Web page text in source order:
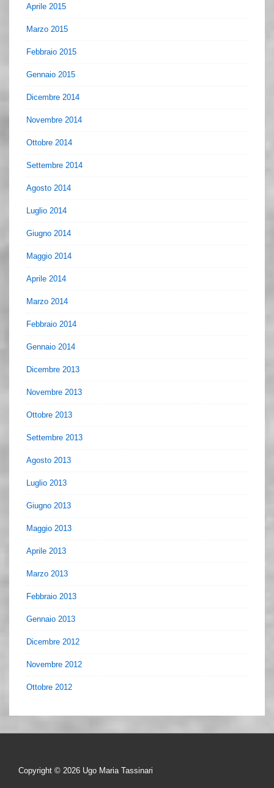
Aprile 2015
Marzo 2015
Febbraio 2015
Gennaio 2015
Dicembre 2014
Novembre 2014
Ottobre 2014
Settembre 2014
Agosto 2014
Luglio 2014
Giugno 2014
Maggio 2014
Aprile 2014
Marzo 2014
Febbraio 2014
Gennaio 2014
Dicembre 2013
Novembre 2013
Ottobre 2013
Settembre 2013
Agosto 2013
Luglio 2013
Giugno 2013
Maggio 2013
Aprile 2013
Marzo 2013
Febbraio 2013
Gennaio 2013
Dicembre 2012
Novembre 2012
Ottobre 2012
Copyright © 2026 Ugo Maria Tassinari